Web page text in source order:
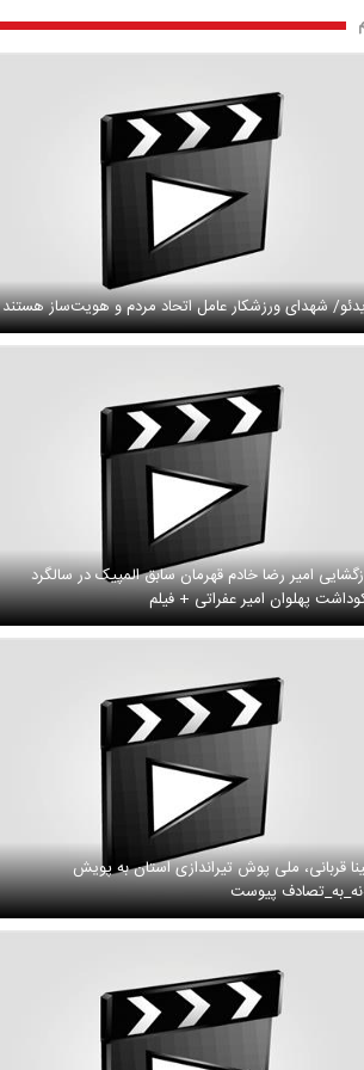
شهدای ورزشکار عامل اتحاد مردم و هویت‌ساز هستند
امیر رضا خادم قهرمان سابق المپیک در سالگرد
پهلوان امیر عفراتی + فیلم
قربانی، ملی پوش تیراندازی استان به پویش
پیوست